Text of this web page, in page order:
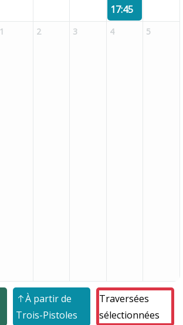
17:45
1 2 3 4 5
À partir de
Trois-Pistoles
Traversées
sélectionnées